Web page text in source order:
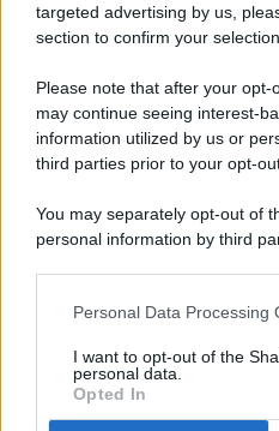
targeted advertising by us,
section to confirm your selection.
Please note that after your
may continue seeing interest-
information utilized by us or
third parties prior to your opt-
You may separately opt-out of
personal information by third
This information may also be
disclose it to other third
Personal Data Processing
I want to opt-out of the
personal data.
Opted In
© 2026 - Pianeta Design -
Registrata Al Tribunale Di
ISCRIZIONE AL ROC N.
(ASSOCIAZIONE